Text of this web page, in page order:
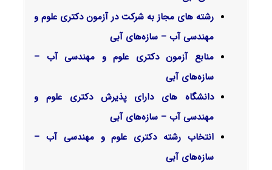
رشته های مجاز به شرکت در آزمون دکتری علوم و
مهندسی آب – سازه‌های آبی
منابع آزمون دکتری علوم و مهندسی آب –
سازه‌های آبی
دانشگاه های دارای پذیرش دکتری علوم و
مهندسی آب – سازه‌های آبی
انتخاب رشته دکتری علوم و مهندسی آب –
سازه‌های آبی